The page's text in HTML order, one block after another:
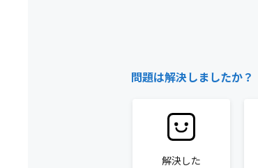
問題は解決しましたか？
解決した